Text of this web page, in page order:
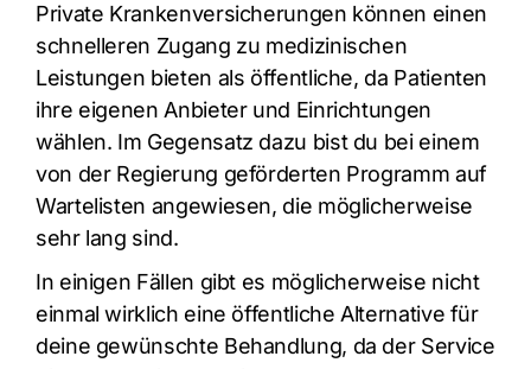
Private Krankenversicherungen können einen
schnelleren Zugang zu medizinischen
Leistungen bieten als öffentliche, da Patienten
ihre eigenen Anbieter und Einrichtungen
wählen. Im Gegensatz dazu bist du bei einem
von der Regierung geförderten Programm auf
Wartelisten angewiesen, die möglicherweise
sehr lang sind.
In einigen Fällen gibt es möglicherweise nicht
einmal wirklich eine öffentliche Alternative für
deine gewünschte Behandlung, da der Service